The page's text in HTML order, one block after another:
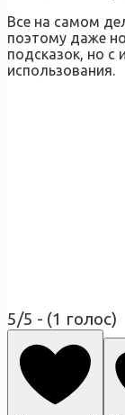
Все на самом
поэтому даже
подсказок, но с
использования.
5/5 - (1 голос)